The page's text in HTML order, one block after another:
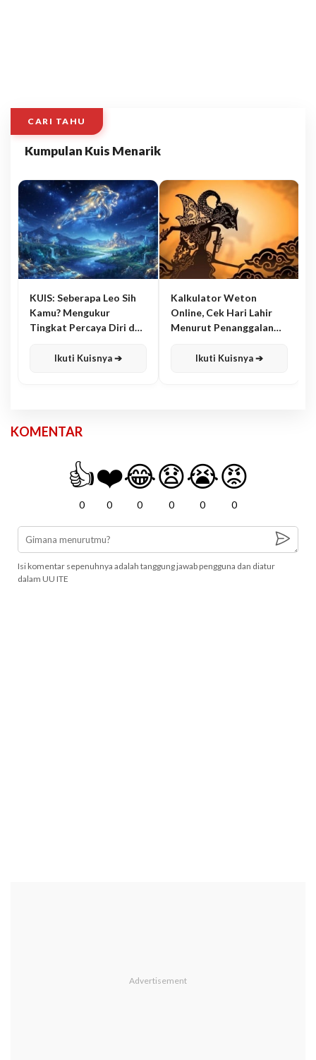
CARI TAHU
Kumpulan Kuis Menarik
KUIS: Seberapa Leo Sih
Kamu? Mengukur
Tingkat Percaya Diri dan
Ikuti Kuisnya ➔
Kalkulator Weton
Online, Cek Hari Lahir
Menurut Penanggalan
Ikuti Kuisnya ➔
KOMENTAR
👍
0
❤️
0
😂
0
😧
0
😭
0
😡
0
Isi komentar sepenuhnya adalah tanggung jawab pengguna dan diatur
dalam UU ITE